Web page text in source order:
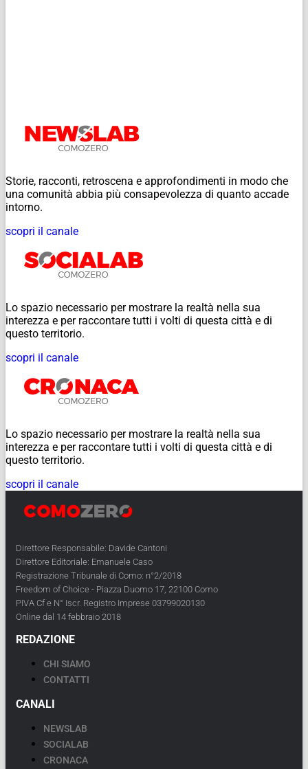
Storie, racconti, retroscena e approfondimenti in modo che
una comunità abbia più consapevolezza di quanto accade
intorno.
scopri il canale
Lo spazio necessario per mostrare la realtà nella sua
interezza e per raccontare tutti i volti di questa città e di
questo territorio.
scopri il canale
Lo spazio necessario per mostrare la realtà nella sua
interezza e per raccontare tutti i volti di questa città e di
questo territorio.
scopri il canale
Direttore Responsabile: Davide Cantoni
Direttore Editoriale: Emanuele Caso
Registrazione Tribunale di Como: n°2/2018
Freedom of Choice - Piazza Duomo 17, 22100 Como
PIVA Cf e N° Iscr. Registro Imprese 03799020130
Online dal 14 febbraio 2018
REDAZIONE
CHI SIAMO
CONTATTI
CANALI
NEWSLAB
SOCIALAB
CRONACA